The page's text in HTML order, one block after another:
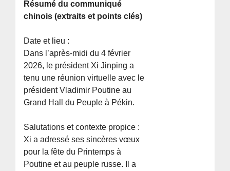
Résumé du communiqué
chinois (extraits et points clés)
Date et lieu :
Dans l’après-midi du 4 février
2026, le président Xi Jinping a
tenu une réunion virtuelle avec le
président Vladimir Poutine au
Grand Hall du Peuple à Pékin.
Salutations et contexte propice :
Xi a adressé ses sincères vœux
pour la fête du Printemps à
Poutine et au peuple russe. Il a